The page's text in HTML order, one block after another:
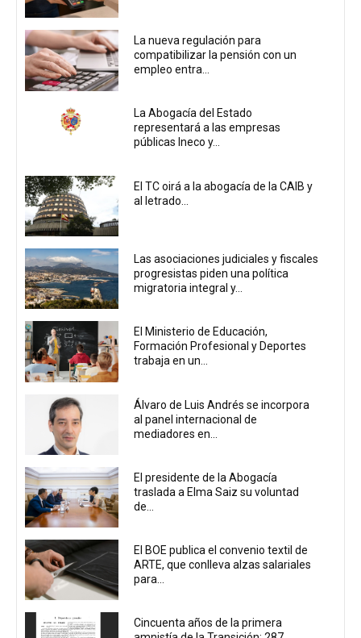
La nueva regulación para
compatibilizar la pensión con un
empleo entra...
La Abogacía del Estado
representará a las empresas
públicas Ineco y...
El TC oirá a la abogacía de la CAIB y
al letrado...
Las asociaciones judiciales y fiscales
progresistas piden una política
migratoria integral y...
El Ministerio de Educación,
Formación Profesional y Deportes
trabaja en un...
Álvaro de Luis Andrés se incorpora
al panel internacional de
mediadores en...
El presidente de la Abogacía
traslada a Elma Saiz su voluntad
de...
El BOE publica el convenio textil de
ARTE, que conlleva alzas salariales
para...
Cincuenta años de la primera